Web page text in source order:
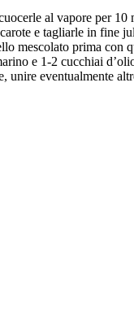
al vapore per
e tagliarle in fine
mescolato prima con
e 1-2 cucchiai
eventualmente